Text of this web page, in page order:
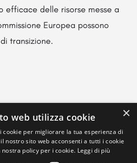
efficace delle risorse messe a
Europea possono
transizione.
×
web utilizza cookie
cookie per migliorare la tua esperienza di
nostro sito web acconsenti a tutti i cookie
policy per i cookie. Leggi di più